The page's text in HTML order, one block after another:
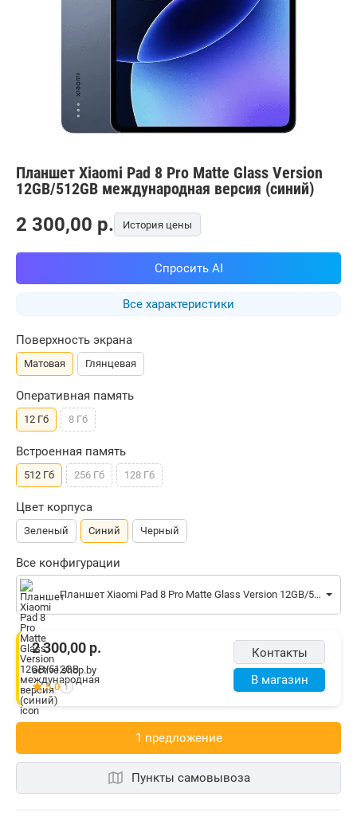
Планшет Xiaomi Pad 8 Pro Matte Glass Version
12GB/512GB международная версия (синий)
Все характеристики
Поверхность экрана
Матовая Глянцевая
Оперативная память
12 Гб 8 Гб
Встроенная память
512 Гб 256 Гб 128 Гб
Цвет корпуса
Зеленый Синий Черный
Все конфигурации
Планшет Xiaomi Pad 8 Pro Matte Glass Version 12GB/512GB международная версия (синий)
2 300,00 p. История цены
Спросить AI
Контакты
В магазин
2 300,00 р.
active.shop.by
5.0 i
1 предложениe
Пункты самовывоза